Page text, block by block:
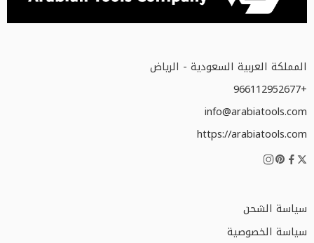
المملكة العربية السعودية - الرياض
+966112952677
info@arabiatools.com
https://arabiatools.com
سياسة الشحن
سياسة الخصوصية